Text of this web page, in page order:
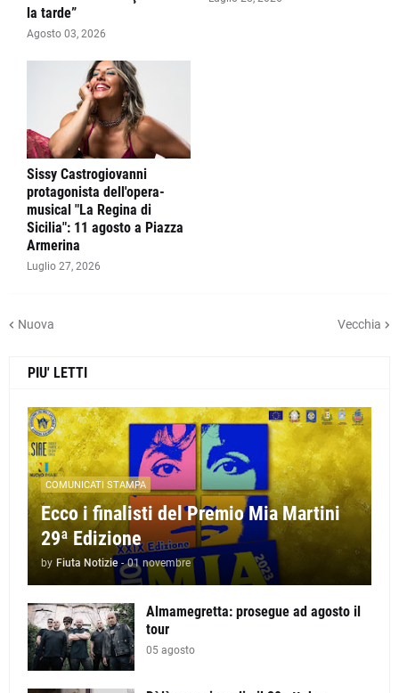
la tarde”
Agosto 03, 2026
Sissy Castrogiovanni
protagonista dell'opera-
musical "La Regina di
Sicilia": 11 agosto a Piazza
Armerina
Luglio 27, 2026
Nuova Vecchia
PIU' LETTI
COMUNICATI STAMPA
Ecco i finalisti del Premio Mia Martini
29ª Edizione
by Fiuta Notizie - 01 novembre
Almamegretta: prosegue ad agosto il
tour
05 agosto